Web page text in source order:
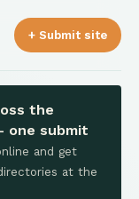
+ Submit site
the
one submit
and get
at the